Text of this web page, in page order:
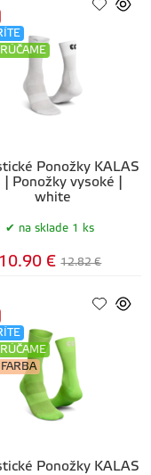
Ponožky KALAS
| Ponožky vysoké |
white
na sklade 1 ks
10.90 € 12.82 €
Ponožky KALAS